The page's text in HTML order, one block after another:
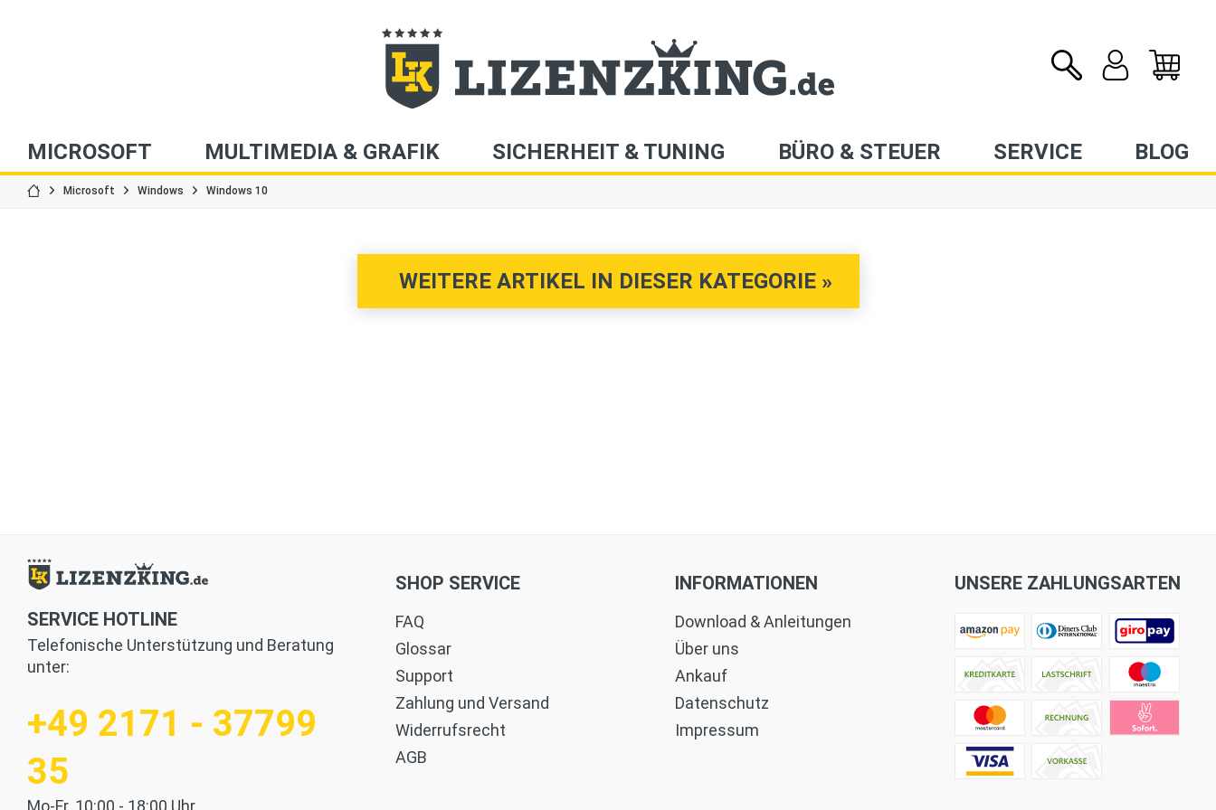
MICROSOFT MULTIMEDIA & GRAFIK SICHERHEIT & TUNING BÜRO & STEUER SERVICE BLOG
Microsoft Windows Windows 10
WEITERE ARTIKEL IN DIESER KATEGORIE »
SERVICE HOTLINE
Telefonische Unterstützung und Beratung
unter:
+49 2171 - 37799
35
Mo-Fr. 10:00 - 18:00 Uhr
SHOP SERVICE
FAQ
Glossar
Support
Zahlung und Versand
Widerrufsrecht
AGB
INFORMATIONEN
Download & Anleitungen
Über uns
Ankauf
Datenschutz
Impressum
UNSERE ZAHLUNGSARTEN